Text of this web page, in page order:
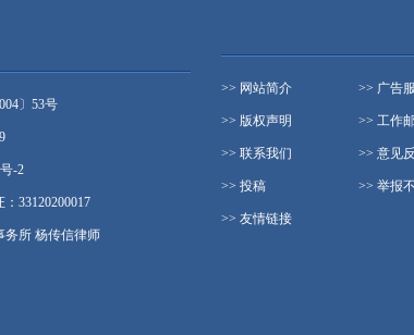
〕53号
-2
33120200017
务所 杨传信律师
>> 网站简介 >> 广告
>> 版权声明 >> 工作
>> 联系我们 >> 意见
>> 投稿 >> 举报
>> 友情链接